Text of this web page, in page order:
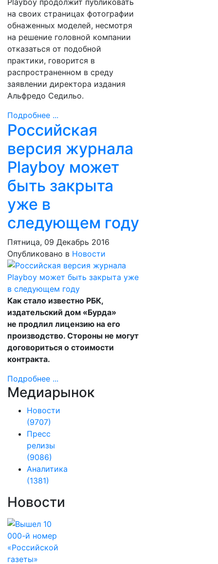
Playboy продолжит публиковать
на своих страницах фотографии
обнаженных моделей, несмотря
на решение головной компании
отказаться от подобной
практики, говорится в
распространенном в среду
заявлении директора издания
Альфредо Седильо.
Подробнее ...
Российская
версия журнала
Playboy может
быть закрыта
уже в
следующем году
Пятница, 09 Декабрь 2016
Опубликовано в Новости
Как стало известно РБК,
издательский дом «Бурда»
не продлил лицензию на его
производство. Стороны не могут
договориться о стоимости
контракта.
Подробнее ...
Медиарынок
Новости
(9707)
Пресс
релизы
(9086)
Аналитика
(1381)
Новости